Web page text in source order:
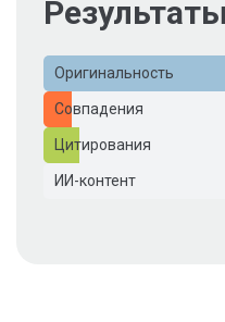
Оригинальность
Совпадения
Цитирования
ИИ-контент